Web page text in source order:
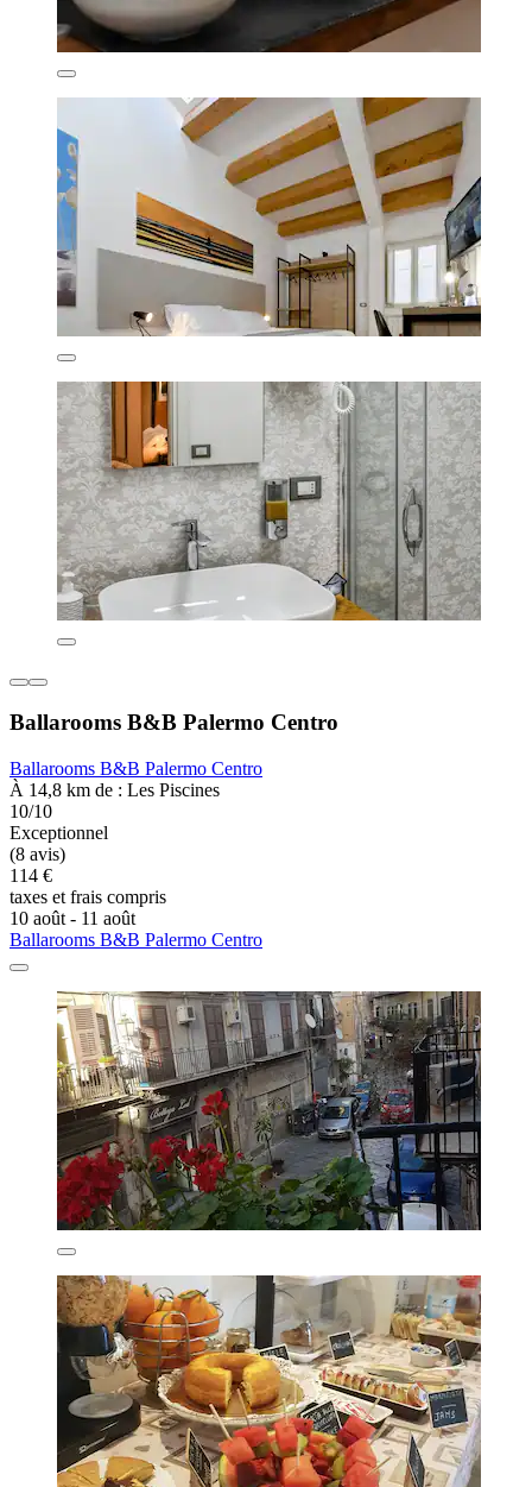
Ballarooms B&B Palermo Centro
Ballarooms B&B Palermo Centro
À 14,8 km de : Les Piscines
10/10
Exceptionnel
(8 avis)
114 €
taxes et frais compris
10 août - 11 août
Ballarooms B&B Palermo Centro